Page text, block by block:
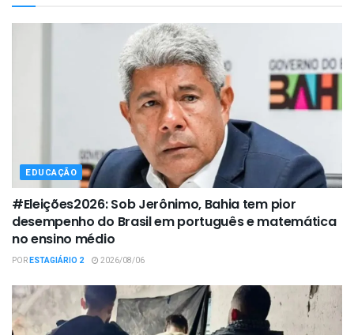
EDUCAÇÃO
#Eleições2026: Sob Jerônimo, Bahia tem pior
desempenho do Brasil em português e matemática
no ensino médio
PORESTAGIÁRIO 2 2026/08/06